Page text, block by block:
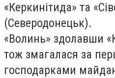
«Керкинітида» та
(Северодонецьк).
«Волинь» здолавши
тож змагалася за
господарками